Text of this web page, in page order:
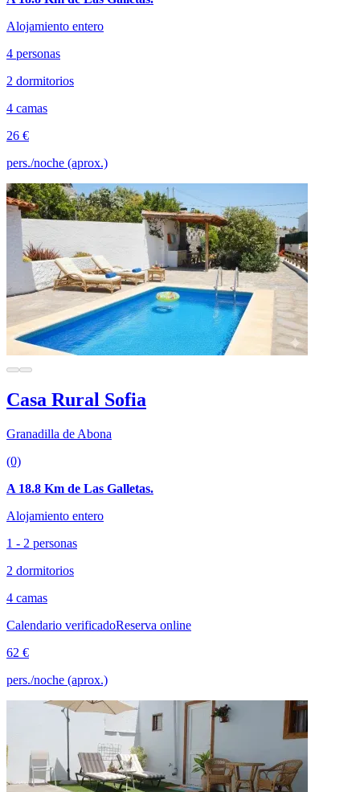
Alojamiento entero
4 personas
2 dormitorios
4 camas
26 €
pers./noche (aprox.)
Casa Rural Sofia
Granadilla de Abona
(0)
A 18.8 Km de Las Galletas.
Alojamiento entero
1 - 2 personas
2 dormitorios
4 camas
Calendario verificadoReserva online
62 €
pers./noche (aprox.)